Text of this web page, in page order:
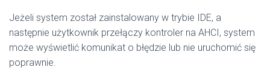
Jeżeli system został zainstalowany w trybie IDE, a
następnie użytkownik przełączy kontroler na AHCI, system
może wyświetlić komunikat o błędzie lub nie uruchomić się
poprawnie.